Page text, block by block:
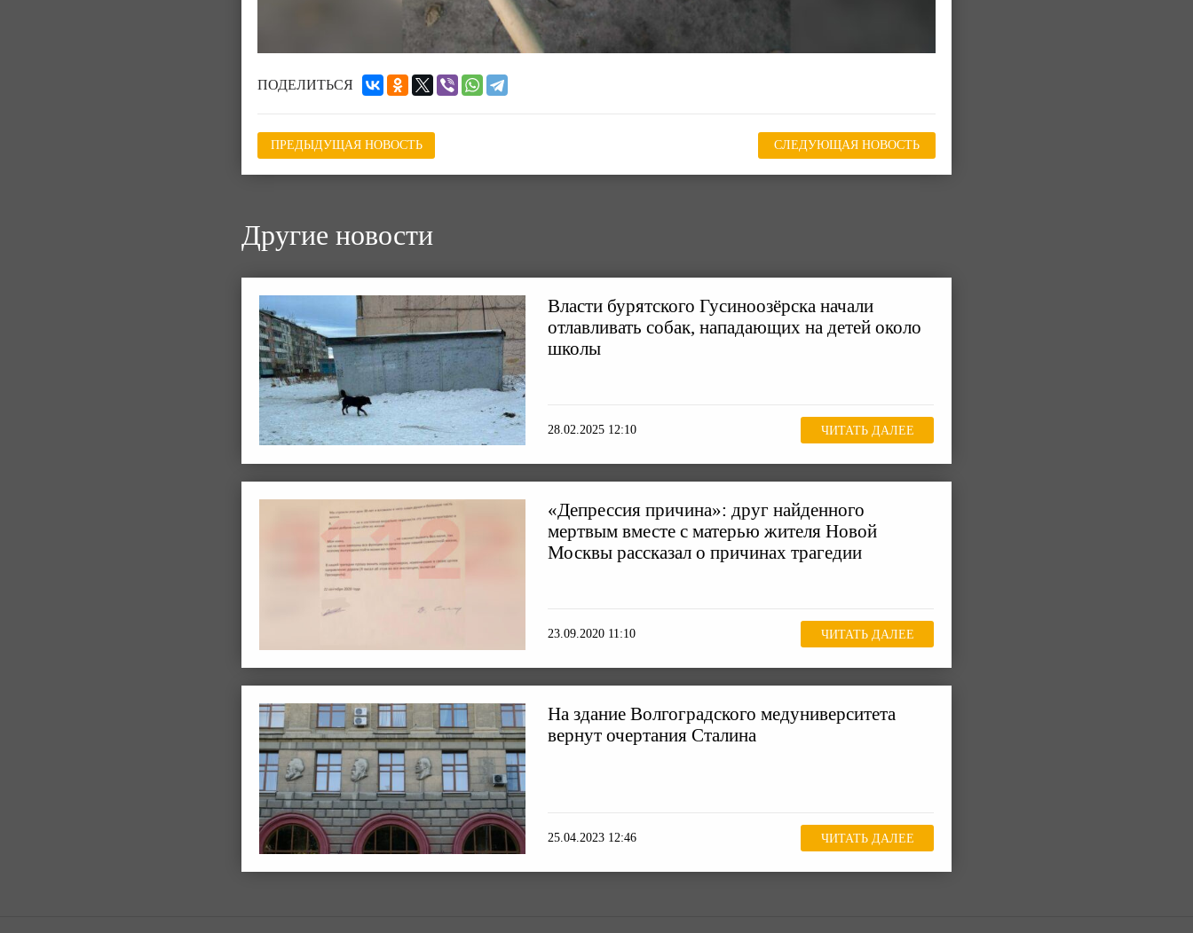
ПОДЕЛИТЬСЯ
ПРЕДЫДУЩАЯ НОВОСТЬ СЛЕДУЮЩАЯ НОВОСТЬ
Другие новости
Власти бурятского Гусиноозёрска начали
отлавливать собак, нападающих на детей около
школы
28.02.2025 12:10 ЧИТАТЬ ДАЛЕЕ
«Депрессия причина»: друг найденного
мертвым вместе с матерью жителя Новой
Москвы рассказал о причинах трагедии
23.09.2020 11:10 ЧИТАТЬ ДАЛЕЕ
На здание Волгоградского медуниверситета
вернут очертания Сталина
25.04.2023 12:46 ЧИТАТЬ ДАЛЕЕ